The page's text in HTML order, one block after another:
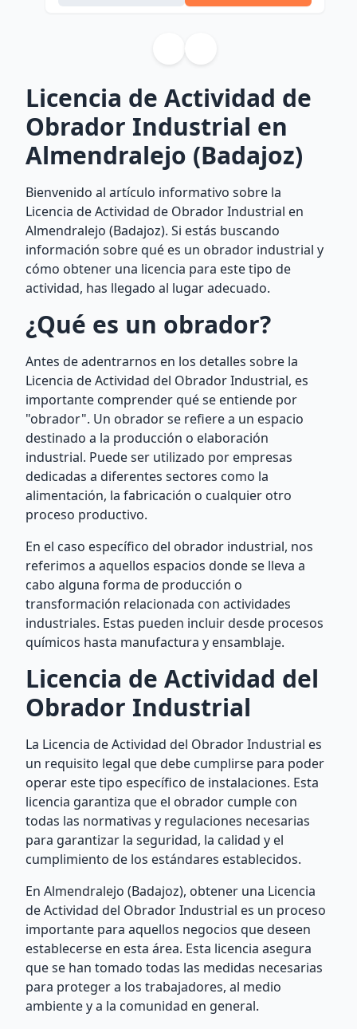
Licencia de Actividad de
Obrador Industrial en
Almendralejo (Badajoz)
Bienvenido al artículo informativo sobre la
Licencia de Actividad de Obrador Industrial en
Almendralejo (Badajoz). Si estás buscando
información sobre qué es un obrador industrial y
cómo obtener una licencia para este tipo de
actividad, has llegado al lugar adecuado.
¿Qué es un obrador?
Antes de adentrarnos en los detalles sobre la
Licencia de Actividad del Obrador Industrial, es
importante comprender qué se entiende por
"obrador". Un obrador se refiere a un espacio
destinado a la producción o elaboración
industrial. Puede ser utilizado por empresas
dedicadas a diferentes sectores como la
alimentación, la fabricación o cualquier otro
proceso productivo.
En el caso específico del obrador industrial, nos
referimos a aquellos espacios donde se lleva a
cabo alguna forma de producción o
transformación relacionada con actividades
industriales. Estas pueden incluir desde procesos
químicos hasta manufactura y ensamblaje.
Licencia de Actividad del
Obrador Industrial
La Licencia de Actividad del Obrador Industrial es
un requisito legal que debe cumplirse para poder
operar este tipo específico de instalaciones. Esta
licencia garantiza que el obrador cumple con
todas las normativas y regulaciones necesarias
para garantizar la seguridad, la calidad y el
cumplimiento de los estándares establecidos.
En Almendralejo (Badajoz), obtener una Licencia
de Actividad del Obrador Industrial es un proceso
importante para aquellos negocios que deseen
establecerse en esta área. Esta licencia asegura
que se han tomado todas las medidas necesarias
para proteger a los trabajadores, al medio
ambiente y a la comunidad en general.